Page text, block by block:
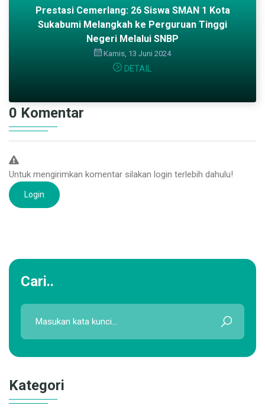
Prestasi Cemerlang: 26 Siswa SMAN 1 Kota
Sukabumi Melangkah ke Perguruan Tinggi
Negeri Melalui SNBP
Kamis, 13 Juni 2024
DETAIL
0 Komentar
Untuk mengirimkan komentar silakan login terlebih dahulu!
Login
Cari..
Kategori